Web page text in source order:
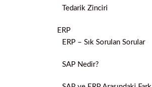
Tedarik Zinciri
ERP
ERP – Sık Sorulan Sorular
SAP Nedir?